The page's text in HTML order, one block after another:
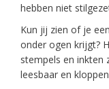
hebben niet
Kun jij zien of je
onder ogen krijgt?
stempels en inkten
leesbaar en